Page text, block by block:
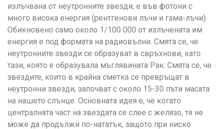
излъчвана от неутронните звезди, е във фотони с
много висока енергия (рентгенови лъчи и гама-лъчи).
Обикновено само около 1/100 000 от излъчената им
енергия е под формата на радиовълни. Смята се, че
неутронните звезди се образуват в свръхнови, като
тази, която е образувала мъглявината Рак. Смята се, че
звездите, които в крайна сметка се превръщат в
неутронни звезди, започват с около 15-30 пъти масата
на нашето слънце. Основната идея е, че когато
централната част на звездата се слее с желязо, тя не
може да продължи по-нататък, защото при ниско